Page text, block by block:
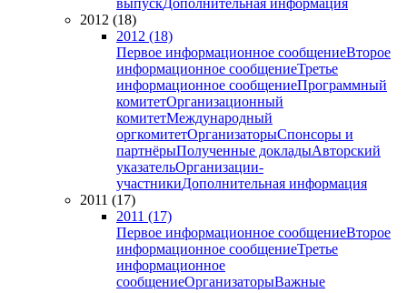
выпускДополнительная информация
2012 (18)
2012 (18)
Первое информационное сообщениеВторое
информационное сообщениеТретье
информационное сообщениеПрограммный
комитетОрганизационный
комитетМеждународный
оргкомитетОрганизаторыСпонсоры и
партнёрыПолученные докладыАвторский
указательОрганизации-
участникиДополнительная информация
2011 (17)
2011 (17)
Первое информационное сообщениеВторое
информационное сообщениеТретье
информационное
сообщениеОрганизаторыВажные